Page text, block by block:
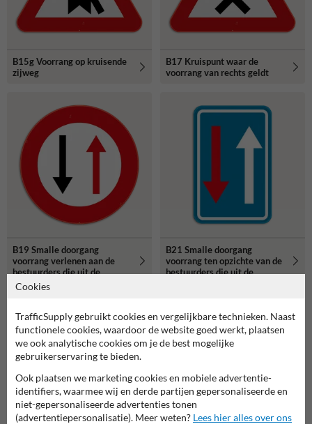
B15g Voorrang op kruisende
zijweg
B17 Kruispunt waar de
voorrang van rechts geldt
B19 Smalle doorgang
voorrang verlenen aan de
bestuurders die uit de
tegenovergestelde richting
B21 Smalle doorgang
voorrang ten opzichte van de
bestuurders die uit de
Cookies
TrafficSupply gebruikt cookies en vergelijkbare technieken. Naast
functionele cookies, waardoor de website goed werkt, plaatsen
we ook analytische cookies om je de best mogelijke
gebruikerservaring te bieden.
Ook plaatsen we marketing cookies en mobiele advertentie-
identifiers, waarmee wij en derde partijen gepersonaliseerde en
niet-gepersonaliseerde advertenties tonen
(advertentiepersonalisatie). Meer weten? Lees hier alles over ons